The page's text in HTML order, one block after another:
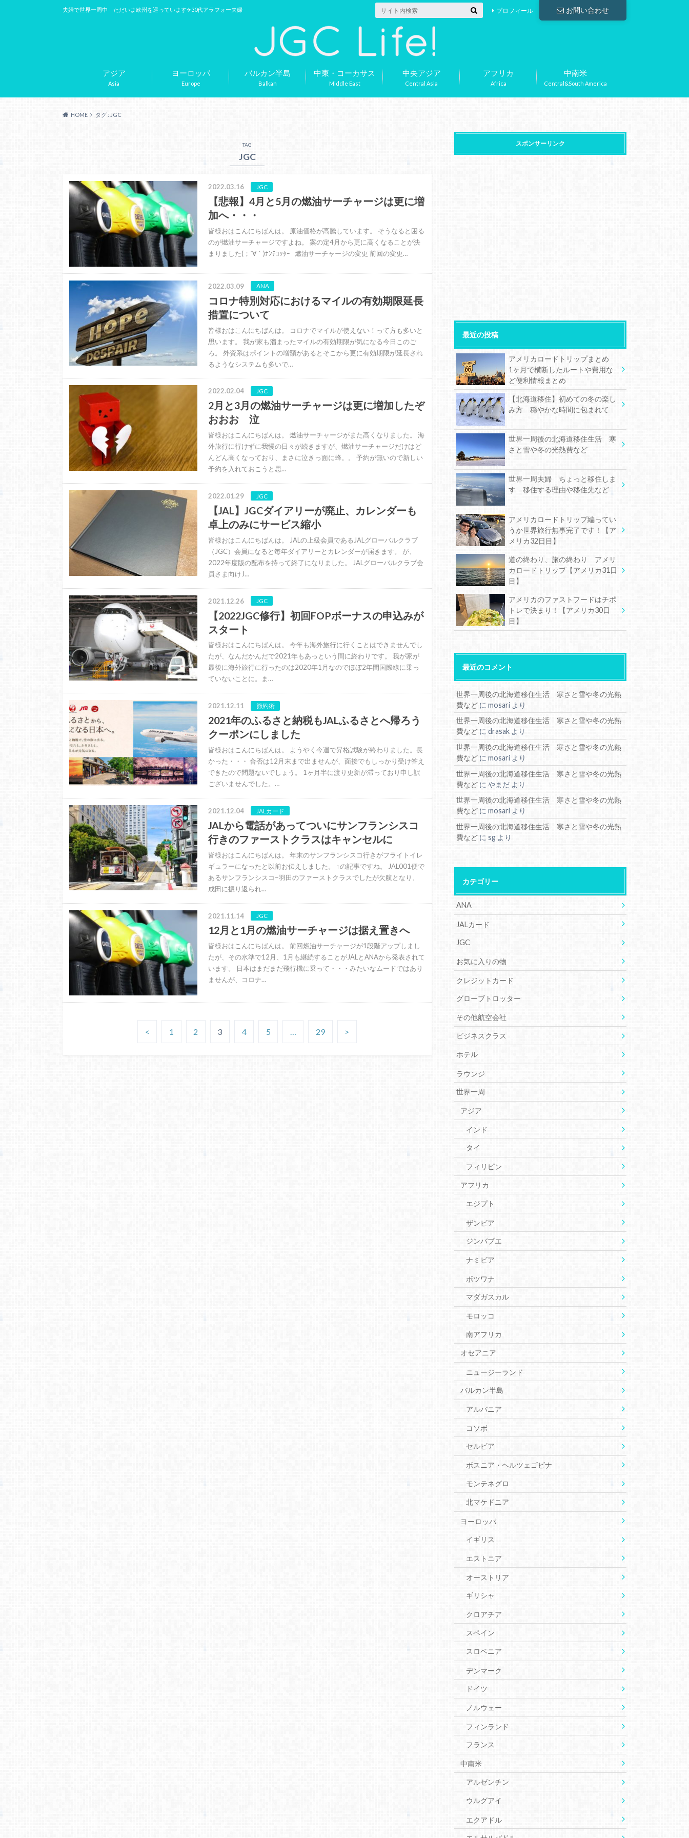
夫婦で世界一周中 ただいま欧州を巡っています✈︎30代アラフォー夫婦 お問い合わせ
プロフィール
Asia
アジア
Europe
ヨーロッパ
Balkan
バルカン半島
Middle East
中東・コーカサス
Central Asia
中央アジア
Africa
アフリカ
Central&South America
中南米
HOME タグ : JGC
TAG
JGC
2022.03.16 JGC
【悲報】4月と5月の燃油サーチャージは更に増
加へ・・・
皆様おはこんにちばんは。 原油価格が高騰しています。 そうなると困る
のが燃油サーチャージですよね。 案の定4月から更に高くなることが決
まりました(；´∀｀)ﾅﾝﾃｺｯﾀｰ 燃油サーチャージの変更 前回の変更…
2022.03.09 ANA
コロナ特別対応におけるマイルの有効期限延長
措置について
皆様おはこんにちばんは。 コロナでマイルが使えない！って方も多いと
思います。 我が家も溜まったマイルの有効期限が気になる今日このご
ろ。 外資系はポイントの増額があるとそこから更に有効期限が延長され
るようなシステムも多いで…
2022.02.04 JGC
2月と3月の燃油サーチャージは更に増加したぞ
おおお 泣
皆様おはこんにちばんは。 燃油サーチャージがまた高くなりました。 海
外旅行に行けずに我慢の日々が続きますが、燃油サーチャージだけはど
んどん高くなっており、まさに泣きっ面に蜂。。 予約が無いので新しい
予約を入れておこうと思…
2022.01.29 JGC
【JAL】JGCダイアリーが廃止、カレンダーも
卓上のみにサービス縮小
皆様おはこんにちばんは。 JALの上級会員であるJALグローバルクラブ
（JGC）会員になると毎年ダイアリーとカレンダーが届きます。 が、
2022年度版の配布を持って終了になりました。 JALグローバルクラブ会
員さま向けJ…
2021.12.26 JGC
【2022JGC修行】初回FOPボーナスの申込みが
スタート
皆様おはこんにちばんは。 今年も海外旅行に行くことはできませんでし
たが、なんだかんだで2021年もあっという間に終わりです。 我が家が
最後に海外旅行に行ったのは2020年1月なのでほぼ2年間国際線に乗っ
ていないことに。ま…
2021.12.11 節約術
2021年のふるさと納税もJALふるさとへ帰ろう
クーポンにしました
皆様おはこんにちばんは。 ようやく今週で昇格試験が終わりました。長
かった・・・ 合否は12月末まで出ませんが、面接でもしっかり受け答え
できたので問題ないでしょう。 1ヶ月半に渡り更新が滞っており申し訳
ございませんでした。…
2021.12.04 JALカード
JALから電話があってついにサンフランシスコ
行きのファーストクラスはキャンセルに
皆様おはこんにちばんは。 年末のサンフランシスコ行きがフライトイレ
ギュラーになったと以前お伝えしました。 ↑の記事ですね。 JAL001便で
あるサンフランシスコ−羽田のファーストクラスでしたが欠航となり、
成田に振り返られ…
2021.11.14 JGC
12月と1月の燃油サーチャージは据え置きへ
皆様おはこんにちばんは。 前回燃油サーチャージが1段階アップしまし
たが、その水準で12月、1月も継続することがJALとANAから発表されて
います。 日本はまだまだ飛行機に乗って・・・みたいなムードではあり
ませんが、コロナ…
< 1 2 3 4 5 … 29 >
スポンサーリンク
最近の投稿
アメリカロードトリップまとめ
1ヶ月で横断したルートや費用な
ど便利情報まとめ
【北海道移住】初めての冬の楽し
み方 穏やかな時間に包まれて
世界一周後の北海道移住生活 寒
さと雪や冬の光熱費など
世界一周夫婦 ちょっと移住しま
す 移住する理由や移住先など
アメリカロードトリップ編ってい
うか世界旅行無事完了です！【ア
メリカ32日目】
道の終わり、旅の終わり アメリ
カロードトリップ【アメリカ31日
目】
アメリカのファストフードはチポ
トレで決まり！【アメリカ30日
目】
最近のコメント
世界一周後の北海道移住生活 寒さと雪や冬の光熱
費など にmosari より
世界一周後の北海道移住生活 寒さと雪や冬の光熱
費など にdrasak より
世界一周後の北海道移住生活 寒さと雪や冬の光熱
費など にmosari より
世界一周後の北海道移住生活 寒さと雪や冬の光熱
費など にやまだ より
世界一周後の北海道移住生活 寒さと雪や冬の光熱
費など にmosari より
世界一周後の北海道移住生活 寒さと雪や冬の光熱
費など にsg より
カテゴリー
ANA
JALカード
JGC
お気に入りの物
クレジットカード
グローブトロッター
その他航空会社
ビジネスクラス
ホテル
ラウンジ
世界一周
アジア
インド
タイ
フィリピン
アフリカ
エジプト
ザンビア
ジンバブエ
ナミビア
ボツワナ
マダガスカル
モロッコ
南アフリカ
オセアニア
ニュージーランド
バルカン半島
アルバニア
コソボ
セルビア
ボスニア・ヘルツェゴビナ
モンテネグロ
北マケドニア
ヨーロッパ
イギリス
エストニア
オーストリア
ギリシャ
クロアチア
スペイン
スロベニア
デンマーク
ドイツ
ノルウェー
フィンランド
フランス
中南米
アルゼンチン
ウルグアイ
エクアドル